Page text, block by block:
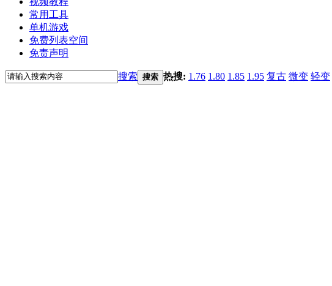
常用工具
单机游戏
免费列表空间
免责声明
搜索 搜索 热搜: 1.76 1.80 1.85 1.95 复古 微变 轻变